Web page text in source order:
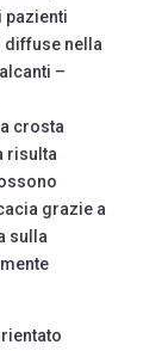
pazienti
nella
–
crosta
risulta
grazie a
sulla